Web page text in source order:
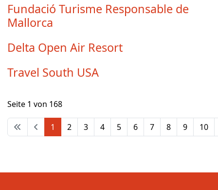
Fundació Turisme Responsable de
Mallorca
Delta Open Air Resort
Travel South USA
Seite 1 von 168
1 2 3 4 5 6 7 8 9 10